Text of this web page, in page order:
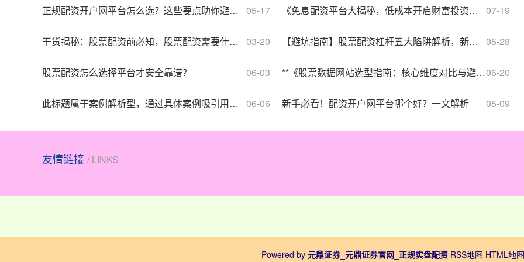
05-17
正规配资开户网平台怎么选？这些要点助你避坑！ 07-19
《免息配资平台大揭秘，低成本开启财富投资新征程！》
03-20
干货揭秘：股票配资前必知，股票配资需要什么条件？ 05-28
【避坑指南】股票配资杠杆五大陷阱解析，新手如何安全避雷？
06-03
股票配资怎么选择平台才安全靠谱？ 06-20
**《股票数据网站选型指南：核心维度对比与避坑经验》**
06-06
此标题属于案例解析型，通过具体案例吸引用户关注，符合用户想要了解实际风险情况的真实搜索意图。同时，明确指出要揭示背后隐藏风险，能激发用户好奇心，促使用户点击阅读。而且完整包含了关键词“南京股票配资风险提示”，标题自然流畅，长度适中，在百度搜索结果中更容易吸引用户点击，也利于搜索引擎识别和收录相关内容，提升SEO效果。 05-09
新手必看！配资开户网平台哪个好？一文解析
友情链接 / LINKS
Powered by 元鼎证券_元鼎证券官网_正规实盘配资 RSS地图 HTML地图